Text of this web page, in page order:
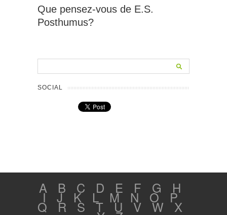
Que pensez-vous de E.S.
Posthumus?
SOCIAL
A B C D E F G H
I J K L M N O P
Q R S T U V W X